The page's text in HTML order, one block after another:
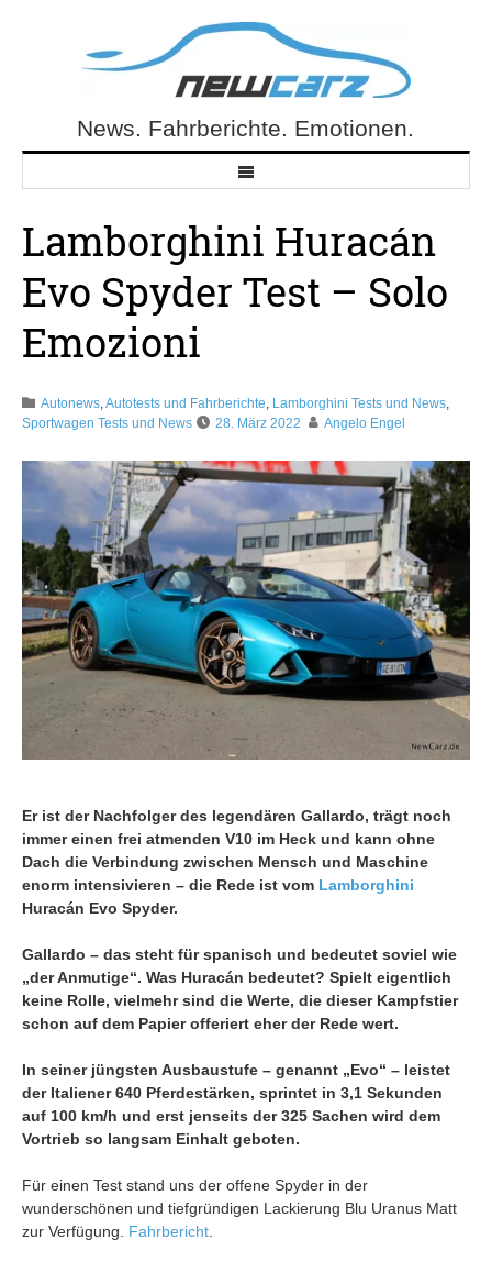
NewCarz.deNews. Fahrberichte. Emotionen.
Lamborghini Huracán
Evo Spyder Test – Solo
Emozioni
Autonews,Autotests und Fahrberichte, Lamborghini Tests und News,
Sportwagen Tests und News
28. März 2022 Angelo Engel
Er ist der Nachfolger des legendären Gallardo, trägt noch
immer einen frei atmenden V10 im Heck und kann ohne
Dach die Verbindung zwischen Mensch und Maschine
enorm intensivieren – die Rede ist vom Lamborghini
Huracán Evo Spyder.
Gallardo – das steht für spanisch und bedeutet soviel wie
„der Anmutige“. Was Huracán bedeutet? Spielt eigentlich
keine Rolle, vielmehr sind die Werte, die dieser Kampfstier
schon auf dem Papier offeriert eher der Rede wert.
In seiner jüngsten Ausbaustufe – genannt „Evo“ – leistet
der Italiener 640 Pferdestärken, sprintet in 3,1 Sekunden
auf 100 km/h und erst jenseits der 325 Sachen wird dem
Vortrieb so langsam Einhalt geboten.
Für einen Test stand uns der offene Spyder in der
wunderschönen und tiefgründigen Lackierung Blu Uranus Matt
zur Verfügung. Fahrbericht